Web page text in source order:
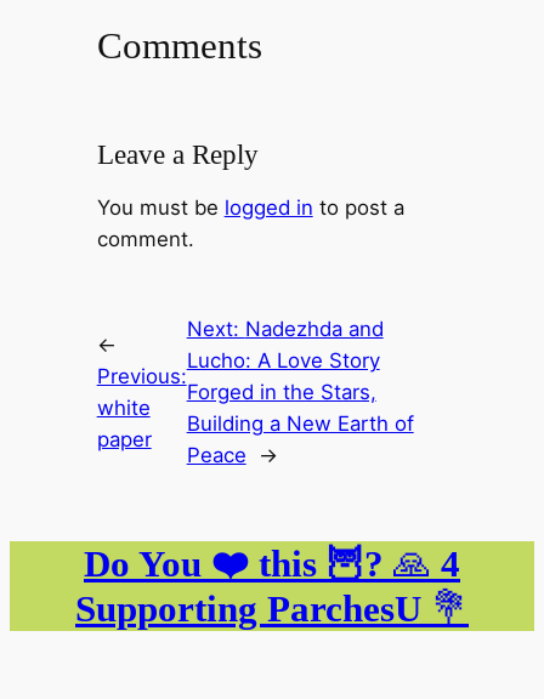
Comments
Leave a Reply
You must be logged in to post a
comment.
←
Previous:
white
paper
Next: Nadezhda and
Lucho: A Love Story
Forged in the Stars,
Building a New Earth of
Peace
→
Do You ❤️ this 🦉? 🙏 4
Supporting ParchesU 💐